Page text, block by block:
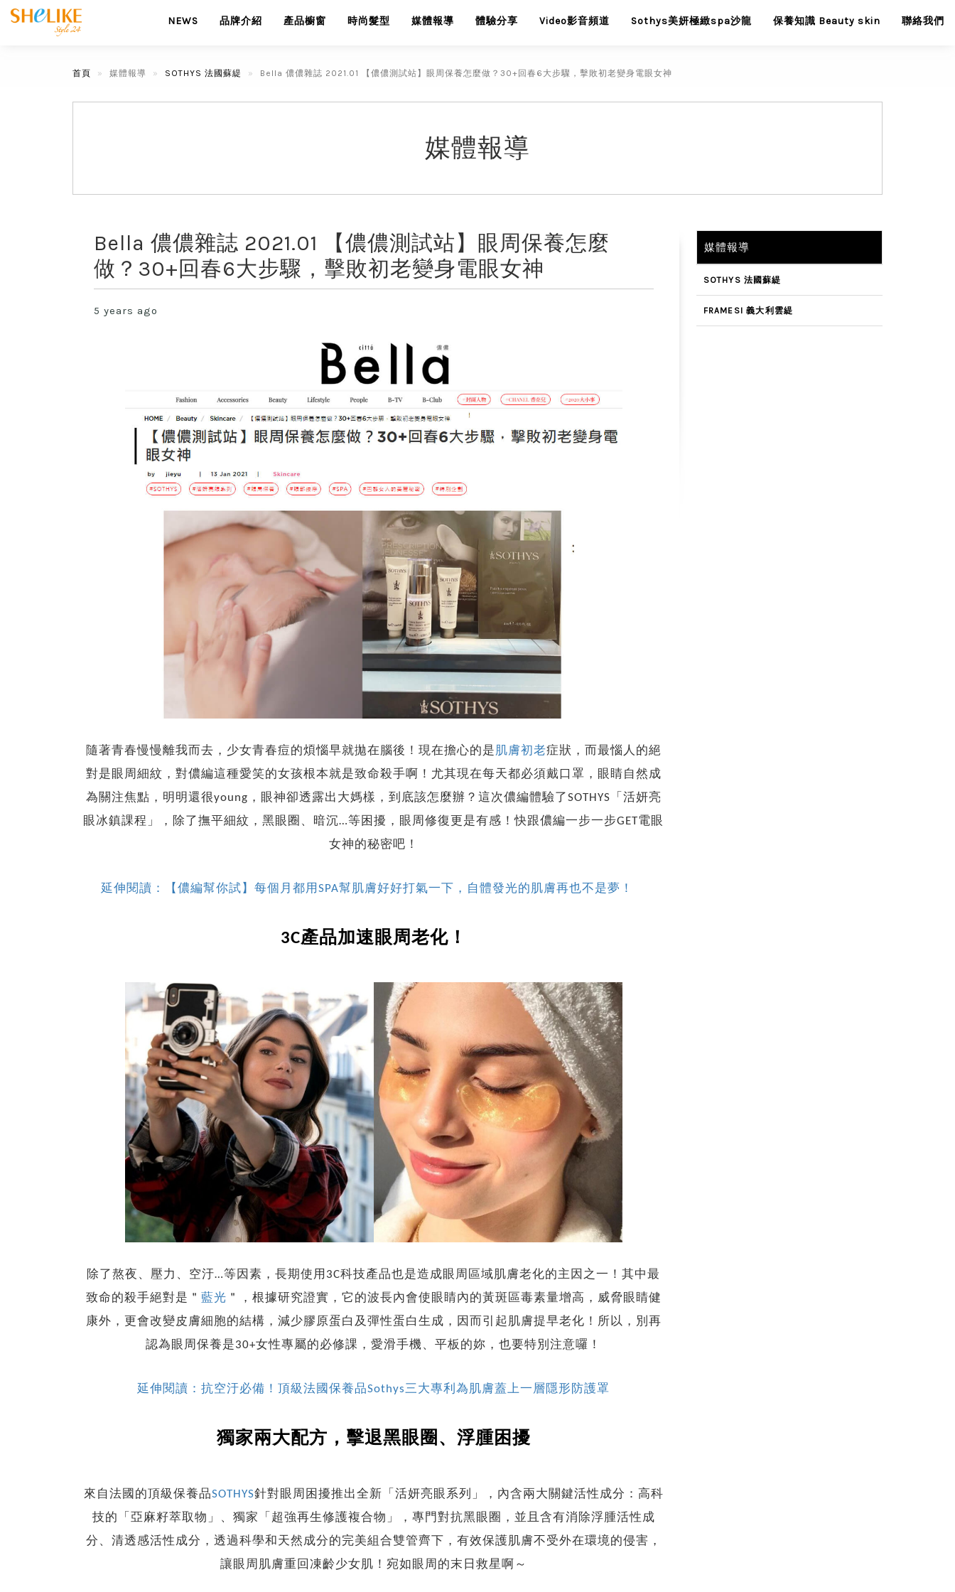
NEWS 品牌介紹 產品櫥窗 時尚髮型 媒體報導 體驗分享 Video影音頻道 Sothys美妍極緻spa沙龍 保養知識 Beauty skin 聯絡我們
首頁 媒體報導 SOTHYS 法國蘇緹 Bella 儂儂雜誌 2021.01 【儂儂測試站】眼周保養怎麼做？30+回春6大步驟，擊敗初老變身電眼女神
媒體報導
Bella 儂儂雜誌 2021.01 【儂儂測試站】眼周保養怎麼
做？30+回春6大步驟，擊敗初老變身電眼女神
5 years ago
隨著青春慢慢離我而去，少女青春痘的煩惱早就拋在腦後！現在擔心的是肌膚初老症狀，而最惱人的絕
對是眼周細紋，對儂編這種愛笑的女孩根本就是致命殺手啊！尤其現在每天都必須戴口罩，眼睛自然成
為關注焦點，明明還很young，眼神卻透露出大媽樣，到底該怎麼辦？這次儂編體驗了SOTHYS「活妍亮
眼冰鎮課程」，除了撫平細紋，黑眼圈、暗沉…等困擾，眼周修復更是有感！快跟儂編一步一步GET電眼
女神的秘密吧！
延伸閱讀：【儂編幫你試】每個月都用SPA幫肌膚好好打氣一下，自體發光的肌膚再也不是夢！
3C產品加速眼周老化！
除了熬夜、壓力、空汙…等因素，長期使用3C科技產品也是造成眼周區域肌膚老化的主因之一！其中最
致命的殺手絕對是＂ 藍光 ＂，根據研究證實，它的波長內會使眼睛內的黃斑區毒素量增高，威脅眼睛健
康外，更會改變皮膚細胞的結構，減少膠原蛋白及彈性蛋白生成，因而引起肌膚提早老化！所以，別再
認為眼周保養是30+女性專屬的必修課，愛滑手機、平板的妳，也要特別注意囉！
延伸閱讀：抗空汙必備！頂級法國保養品Sothys三大專利為肌膚蓋上一層隱形防護罩
獨家兩大配方，擊退黑眼圈、浮腫困擾
來自法國的頂級保養品SOTHYS針對眼周困擾推出全新「活妍亮眼系列」，內含兩大關鍵活性成分：高科
技的「亞麻籽萃取物」、獨家「超強再生修護複合物」，專門對抗黑眼圈，並且含有消除浮腫活性成
分、清透感活性成分，透過科學和天然成分的完美組合雙管齊下，有效保護肌膚不受外在環境的侵害，
讓眼周肌膚重回凍齡少女肌！宛如眼周的末日救星啊～
媒體報導
SOTHYS 法國蘇緹
FRAMESI 義大利雲緹